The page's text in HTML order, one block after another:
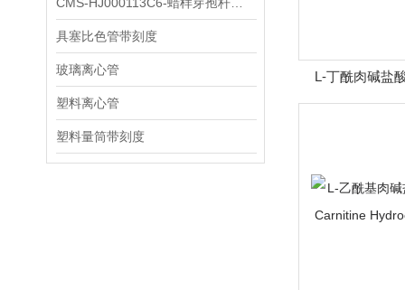
具塞比色管带刻度
玻璃离心管
塑料离心管
塑料量筒带刻度
L-丁酰肉碱盐
carnitine